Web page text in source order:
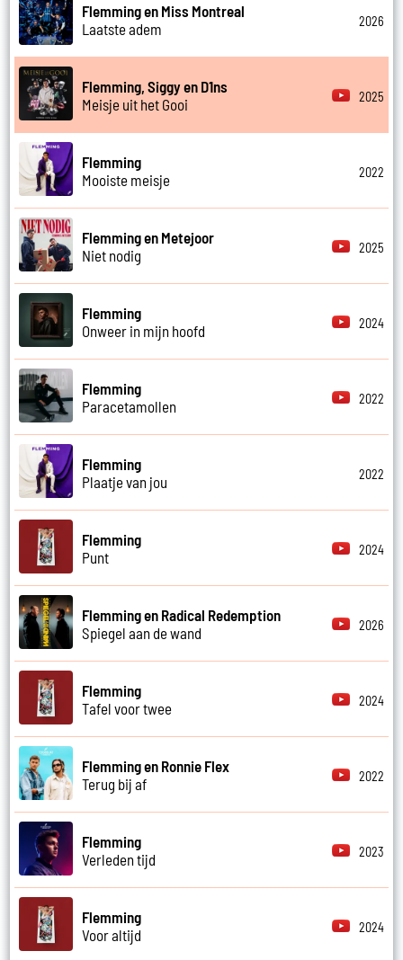
Flemming en Miss Montreal
Laatste adem
2026
Flemming, Siggy en D1ns
Meisje uit het Gooi
2025
Flemming
Mooiste meisje
2022
Flemming en Metejoor
Niet nodig
2025
Flemming
Onweer in mijn hoofd
2024
Flemming
Paracetamollen
2022
Flemming
Plaatje van jou
2022
Flemming
Punt
2024
Flemming en Radical Redemption
Spiegel aan de wand
2026
Flemming
Tafel voor twee
2024
Flemming en Ronnie Flex
Terug bij af
2022
Flemming
Verleden tijd
2023
Flemming
Voor altijd
2024